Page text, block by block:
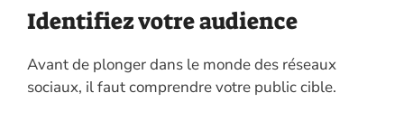
Identifiez votre audience
Avant de plonger dans le monde des réseaux
sociaux, il faut comprendre votre public cible.